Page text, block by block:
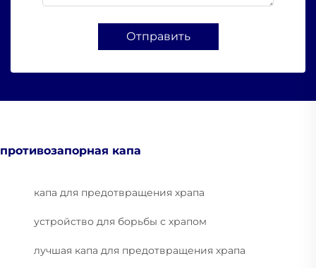
Отправить
противозапорная капа
капа для предотвращения храпа
устройство для борьбы с храпом
лучшая капа для предотвращения храпа